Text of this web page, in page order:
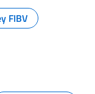
FIBV